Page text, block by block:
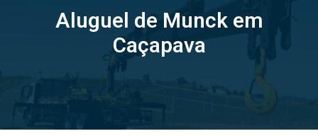
Aluguel de Munck em
Caçapava